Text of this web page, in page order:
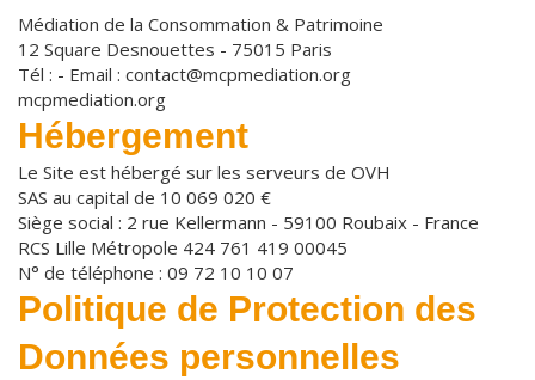
Médiation de la Consommation & Patrimoine
12 Square Desnouettes - 75015 Paris
Tél : - Email : contact@mcpmediation.org
mcpmediation.org
Hébergement
Le Site est hébergé sur les serveurs de OVH
SAS au capital de 10 069 020 €
Siège social : 2 rue Kellermann - 59100 Roubaix - France
RCS Lille Métropole 424 761 419 00045
N° de téléphone : 09 72 10 10 07
Politique de Protection des
Données personnelles